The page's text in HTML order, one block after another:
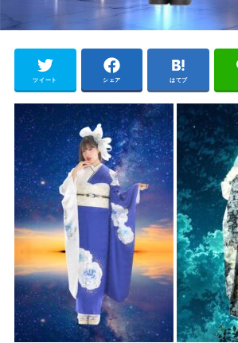
ツイート シェア はてブ